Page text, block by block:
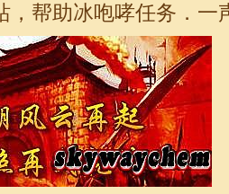
，帮助冰咆哮任务．一